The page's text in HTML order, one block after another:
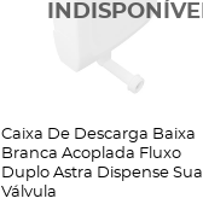
Caixa De Descarga Baixa
Branca Acoplada Fluxo
Duplo Astra Dispense Sua
Válvula